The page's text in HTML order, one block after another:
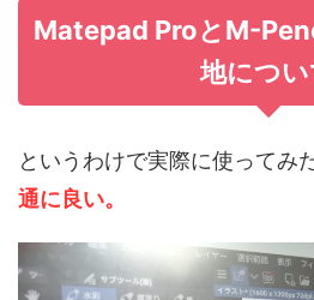
Matepad ProとM-
地につい
というわけで実際に使ってみ
通に良い。